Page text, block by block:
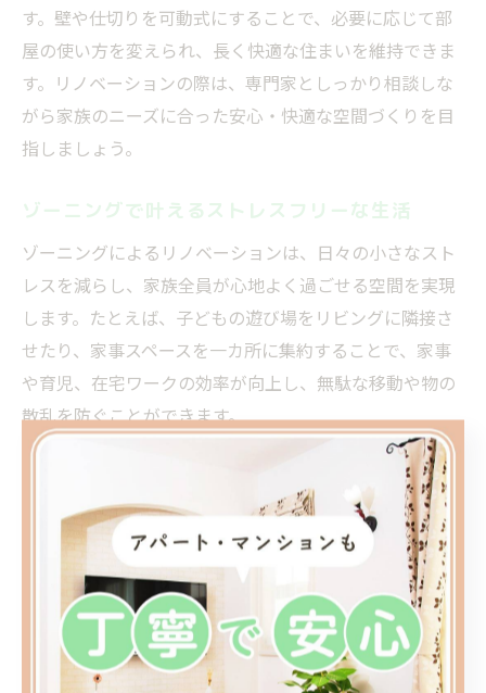
す。壁や仕切りを可動式にすることで、必要に応じて部
屋の使い方を変えられ、長く快適な住まいを維持できま
す。リノベーションの際は、専門家としっかり相談しな
がら家族のニーズに合った安心・快適な空間づくりを目
指しましょう。
ゾーニングで叶えるストレスフリーな生活
ゾーニングによるリノベーションは、日々の小さなスト
レスを減らし、家族全員が心地よく過ごせる空間を実現
します。たとえば、子どもの遊び場をリビングに隣接さ
せたり、家事スペースを一カ所に集約することで、家事
や育児、在宅ワークの効率が向上し、無駄な移動や物の
散乱を防ぐことができます。
ストレスフリーな生活には、家族それぞれの希望や生活
リズムを反映したゾーニングが不可欠です。リノベーシ
ョンを検討する際は、「どの空間でどんな時間を過ごし
たいか」「どんな時に安心を感じるか」を家族で話し合
い、優先順位を明確にすることが成功の秘訣です。こう
した丁寧なプランニングが、将来的な後悔や失敗を防
ぎ、安心して長く住み続けられる住まいにつながりま